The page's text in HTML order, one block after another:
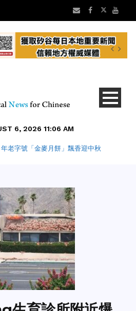
6, 2026 11:06 AM
老字號「金麥月餅」飄香迎中秋